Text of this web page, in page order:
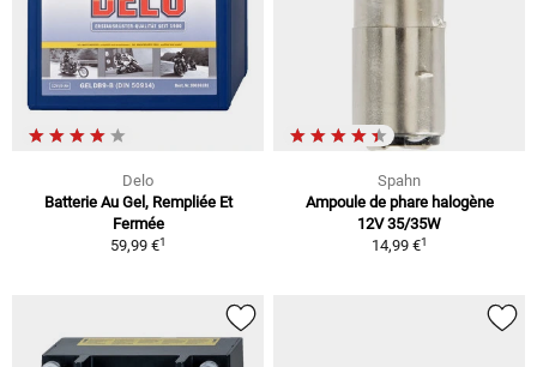
Delo
Batterie Au Gel, Rempliée Et
Fermée
59,99 €1
Spahn
Ampoule de phare halogène
12V 35/35W
14,99 €1